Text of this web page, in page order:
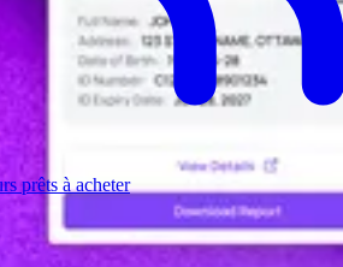
prêts à acheter